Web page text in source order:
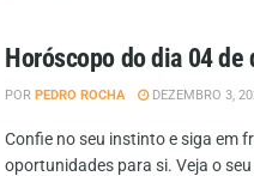
Horóscopo do dia 04 de
POR PEDRO ROCHA DEZEMBRO 3,
Confie no seu instinto e siga em
oportunidades para si. Veja o